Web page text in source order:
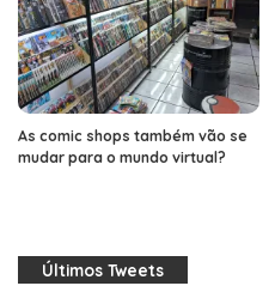
As comic shops também vão se
mudar para o mundo virtual?
Últimos Tweets